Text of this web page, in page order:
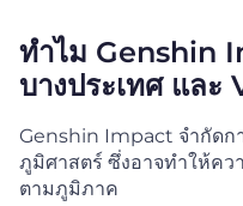
ทำไม Genshin
บางประเทศ และ
Genshin Impact จำกัดก
ภูมิศาสตร์ ซึ่งอาจทำให้คว
ตามภูมิภาค